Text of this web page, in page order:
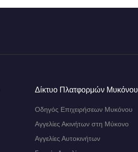
Δίκτυο Πλατφορμών Μυκόνου
Οδηγός Επιχειρήσεων Μυκόνου
Αγγελίες Ακινήτων στη Μύκονο
Αγγελίες Αυτοκινήτων